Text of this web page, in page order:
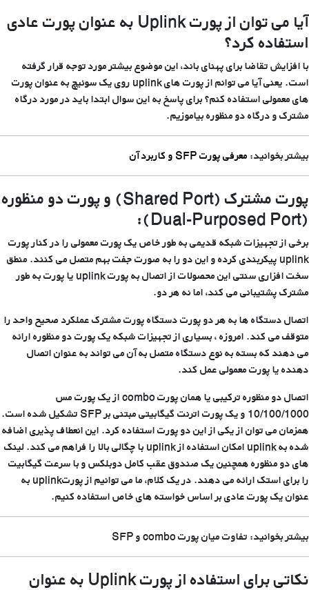
آیا می توان از پورتUplink به عنوان پورت عادی
استفاده کرد؟
با افزایش تقاضا برای پهنای باند، این موضوع بیشتر مورد توجه قرار گرفته
است. یعنی آیا می توانم از پورت های uplink روی یک سوئیچ به عنوان پورت
های معمولی استفاده کنم؟ برای پاسخ به این سوال ابتدا باید در مورد درگاه
مشترک و درگاه دو منظوره بیاموزیم.
بیشتر بخوانید: معرفی پورت SFP و کاربرد آن
پورت مشترک (Shared Port) و پورت دو منظوره
(Dual-Purposed Port):
برخی از تجهیزات شبکه قدیمی به طور خاص یک پورت معمولی را در کنار پورت
uplink پیکربندی کرده و این دو را به صورت جفت بهم متصل می کنند. منطق
سخت افزاری سنتی این محصولات از اتصال به پورت uplink یا پورت به طور
مشترک پشتیبانی می کند، اما نه هر دو.
اتصال دستگاه ها به هر دو پورت دستگاه پورت مشترک عملکرد صحیح واحد را
متوقف می کند. امروزه ، بسیاری از تجهیزات شبکه یک پورت دو منظوره ارائه
می دهند که بسته به نوع دستگاه متصل به آن می تواند به عنوان اتصال
دهنده یا پورت معمولی عمل کند.
اتصال دو منظوره ترکیبی یا همان پورت combo از یک پورت مس
10/100/1000 و یک پورت اترنت گیگابیتی مبتنی بر SFP تشکیل شده است.
همزمان می توان از یکی از این دو پورت استفاده کرد. این انعطاف پذیری اضافه
شده به uplink امکان استفاده از uplink با چگالی بالا را فراهم می کند. لینک
های دو منظوره همچنین یک صندوق عقب کامل دوبلکس و با سرعت گیگابیت
را برای استک ارائه می دهند. در یک کلام، ما می توانیم از پورتuplink به
عنوان یک پورت عادی بر اساس خواسته های خاص استفاده کنیم.
بیشتر بخوانید: تفاوت میان پورت combo و SFP
نکاتی برای استفاده از پورتUplink به عنوان